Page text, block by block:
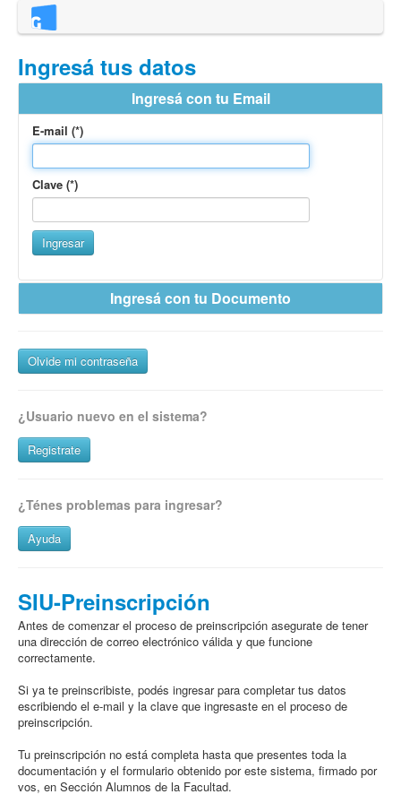
Ingresá tus datos
Ingresá con tu Email
E-mail (*)
Clave (*)
Ingresar
Ingresá con tu Documento
Número de documento (*)
Clave (*)
Ingresar
Olvide mi contraseña
¿Usuario nuevo en el sistema?
Registrate
¿Ténes problemas para ingresar?
Ayuda
SIU-Preinscripción
Antes de comenzar el proceso de preinscripción asegurate de tener
una dirección de correo electrónico válida y que funcione
correctamente.
Si ya te preinscribiste, podés ingresar para completar tus datos
escribiendo el e-mail y la clave que ingresaste en el proceso de
preinscripción.
Tu preinscripción no está completa hasta que presentes toda la
documentación y el formulario obtenido por este sistema, firmado por
vos, en Sección Alumnos de la Facultad.